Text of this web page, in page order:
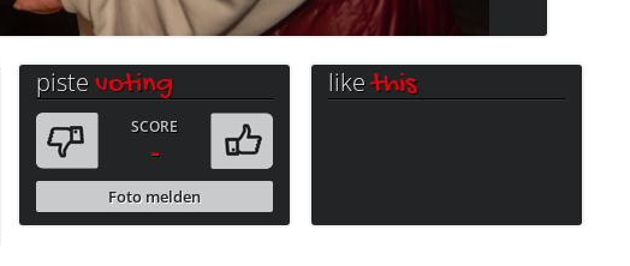
pistevoting
SCORE
-
Foto melden
likethis